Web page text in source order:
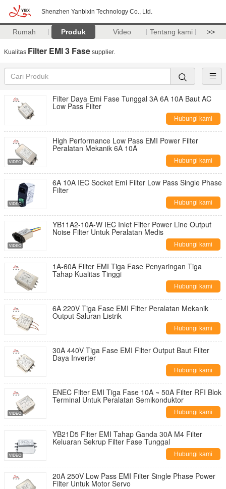
Shenzhen Yanbixin Technology Co., Ltd.
Rumah Produk Video Tentang kami >>
Kualitas Filter EMI 3 Fase supplier.
Filter Daya Emi Fase Tunggal 3A 6A 10A Baut AC
Low Pass Filter
Hubungi kami
High Performance Low Pass EMI Power Filter
Peralatan Mekanik 6A 10A
Hubungi kami
6A 10A IEC Socket Emi Filter Low Pass Single Phase
Filter
Hubungi kami
YB11A2-10A-W IEC Inlet Filter Power Line Output
Noise Filter Untuk Peralatan Medis
Hubungi kami
1A-60A Filter EMI Tiga Fase Penyaringan Tiga
Tahap Kualitas Tinggi
Hubungi kami
6A 220V Tiga Fase EMI Filter Peralatan Mekanik
Output Saluran Listrik
Hubungi kami
30A 440V Tiga Fase EMI Filter Output Baut Filter
Daya Inverter
Hubungi kami
ENEC Filter EMI Tiga Fase 10A ~ 50A Filter RFI Blok
Terminal Untuk Peralatan Semikonduktor
Hubungi kami
YB21D5 Filter EMI Tahap Ganda 30A M4 Filter
Keluaran Sekrup Filter Fase Tunggal
Hubungi kami
20A 250V Low Pass EMI Filter Single Phase Power
Filter Untuk Motor Servo